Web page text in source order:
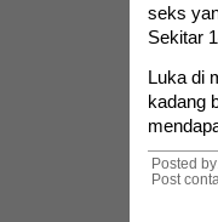
seks
Sekitar
Luka di
kadang
Posted
Post